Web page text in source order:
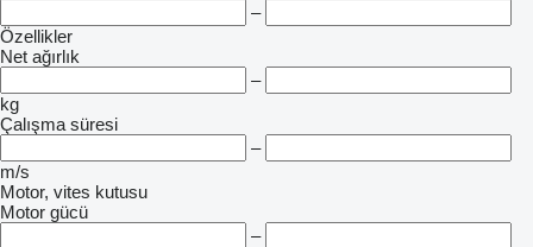
–
Özellikler
Net ağırlık
–
kg
Çalışma süresi
–
m/s
Motor, vites kutusu
Motor gücü
–